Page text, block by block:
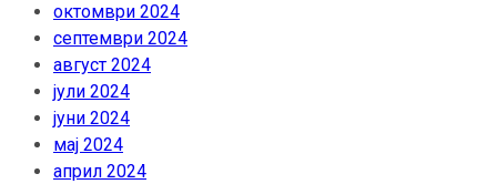
октомври 2024
септември 2024
август 2024
јули 2024
јуни 2024
мај 2024
април 2024